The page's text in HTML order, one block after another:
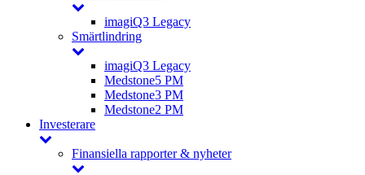
imagiQ3 Legacy
Smärtlindring
imagiQ3 Legacy
Medstone5 PM
Medstone3 PM
Medstone2 PM
Investerare
Finansiella rapporter & nyheter